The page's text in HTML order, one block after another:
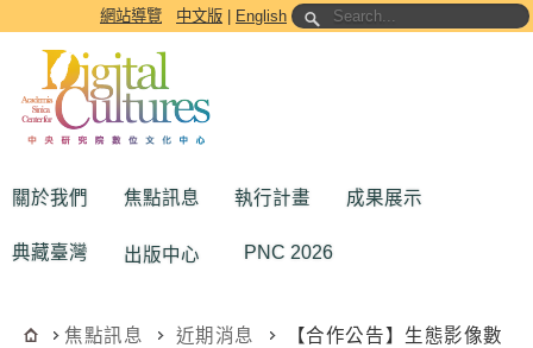
跳到主要內容區塊網站導覽 中文版 English
關於我們 焦點訊息 執行計畫 成果展示
典藏臺灣 出版中心 PNC 2026
焦點訊息 近期消息
【合作公告】生態影像數